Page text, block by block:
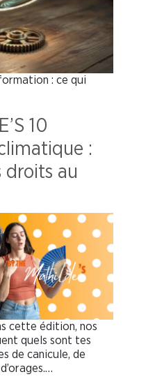
: ce qui
10
:
droits au
cette édition, nos
quels sont tes
de canicule, de